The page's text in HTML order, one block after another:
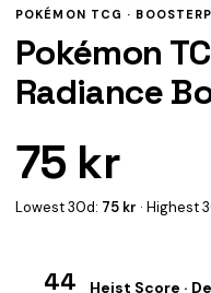
POKÉMON TCG ·
Pokémon
Radiance
75 kr
Lowest 30d: 75 kr · Highest
44 Heist Score ·